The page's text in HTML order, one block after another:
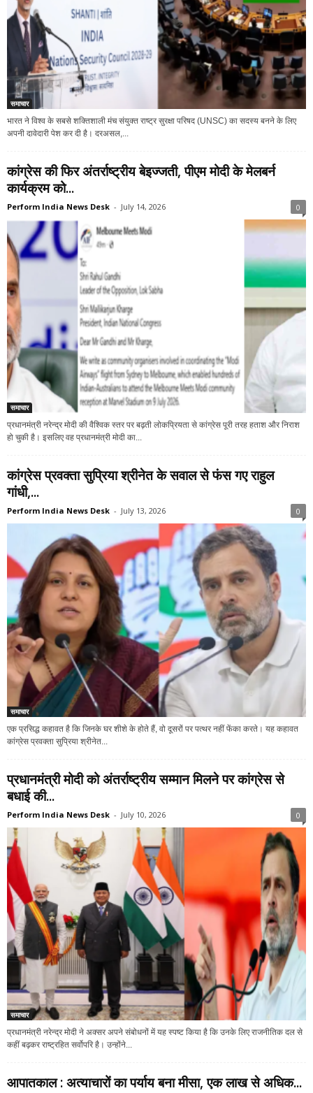
समाचार
भारत ने विश्व के सबसे शक्तिशाली मंच संयुक्त राष्ट्र सुरक्षा परिषद (UNSC) का सदस्य बनने के लिए
अपनी दावेदारी पेश कर दी है। दरअसल,...
कांग्रेस की फिर अंतर्राष्ट्रीय बेइज्जती, पीएम मोदी के मेलबर्न
कार्यक्रम को...
Perform India News Desk - July 14, 2026 0
समाचार
प्रधानमंत्री नरेन्द्र मोदी की वैश्विक स्तर पर बढ़ती लोकप्रियता से कांग्रेस पूरी तरह हताश और निराश
हो चुकी है। इसलिए वह प्रधानमंत्री मोदी का...
कांग्रेस प्रवक्ता सुप्रिया श्रीनेत के सवाल से फंस गए राहुल
गांधी,...
Perform India News Desk - July 13, 2026 0
समाचार
एक प्रसिद्ध कहावत है कि जिनके घर शीशे के होते हैं, वो दूसरों पर पत्थर नहीं फेंका करते। यह कहावत
कांग्रेस प्रवक्ता सुप्रिया श्रीनेत...
प्रधानमंत्री मोदी को अंतर्राष्ट्रीय सम्मान मिलने पर कांग्रेस से
बधाई की...
Perform India News Desk - July 10, 2026 0
समाचार
प्रधानमंत्री नरेन्द्र मोदी ने अक्सर अपने संबोधनों में यह स्पष्ट किया है कि उनके लिए राजनीतिक दल से
कहीं बढ़कर राष्ट्रहित सर्वोपरि है। उन्होंने...
आपातकाल : अत्याचारों का पर्याय बना मीसा, एक लाख से अधिक...